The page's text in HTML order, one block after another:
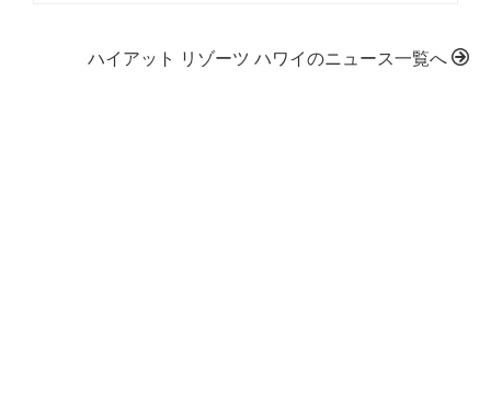
ハイアット リゾーツ ハワイのニュース一覧へ